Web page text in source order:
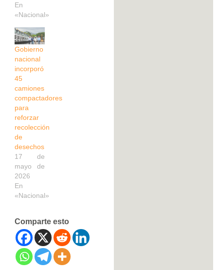
En
«Nacional»
Gobierno
nacional
incorporó
45
camiones
compactadores
para
reforzar
recolección
de
desechos
17 de
mayo de
2026
En
«Nacional»
Comparte esto